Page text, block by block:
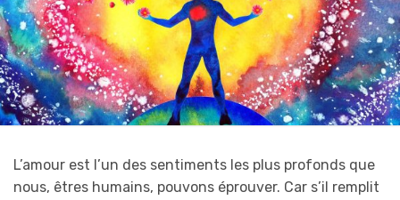
L’amour est l’un des sentiments les plus profonds que
nous, êtres humains, pouvons éprouver. Car s’il remplit